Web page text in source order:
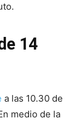
14
a las 10.30 de
medio de la